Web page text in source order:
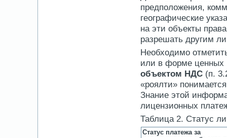
предположения,
географические
на эти объекты
разрешать другим
Необходимо
или в форме ценных
объектом НДС (п.
«роялти»
Знание этой
лицензионных
Таблица 2. Статус
Статус платежа за